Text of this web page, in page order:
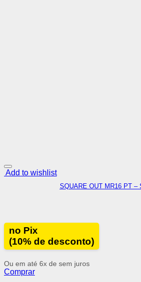
Add to wishlist
SQUARE OUT MR16 PT –
no Pix
(10% de desconto)
Ou em até 6x de sem juros
Comprar